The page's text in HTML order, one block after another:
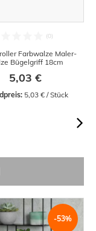
Farbwalze Maler-
Bügelgriff 18cm
5,03 €
5,03 € / Stück
-53%